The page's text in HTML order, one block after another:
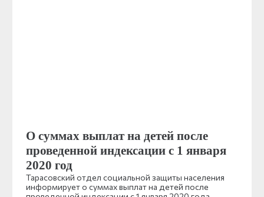
О суммах выплат на детей после
проведенной индексации с 1 января
2020 год
Тарасовский отдел социальной защиты населения
информирует о суммах выплат на детей после